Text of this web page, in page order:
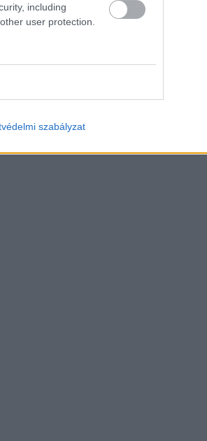
including
user protection.
szabályzat